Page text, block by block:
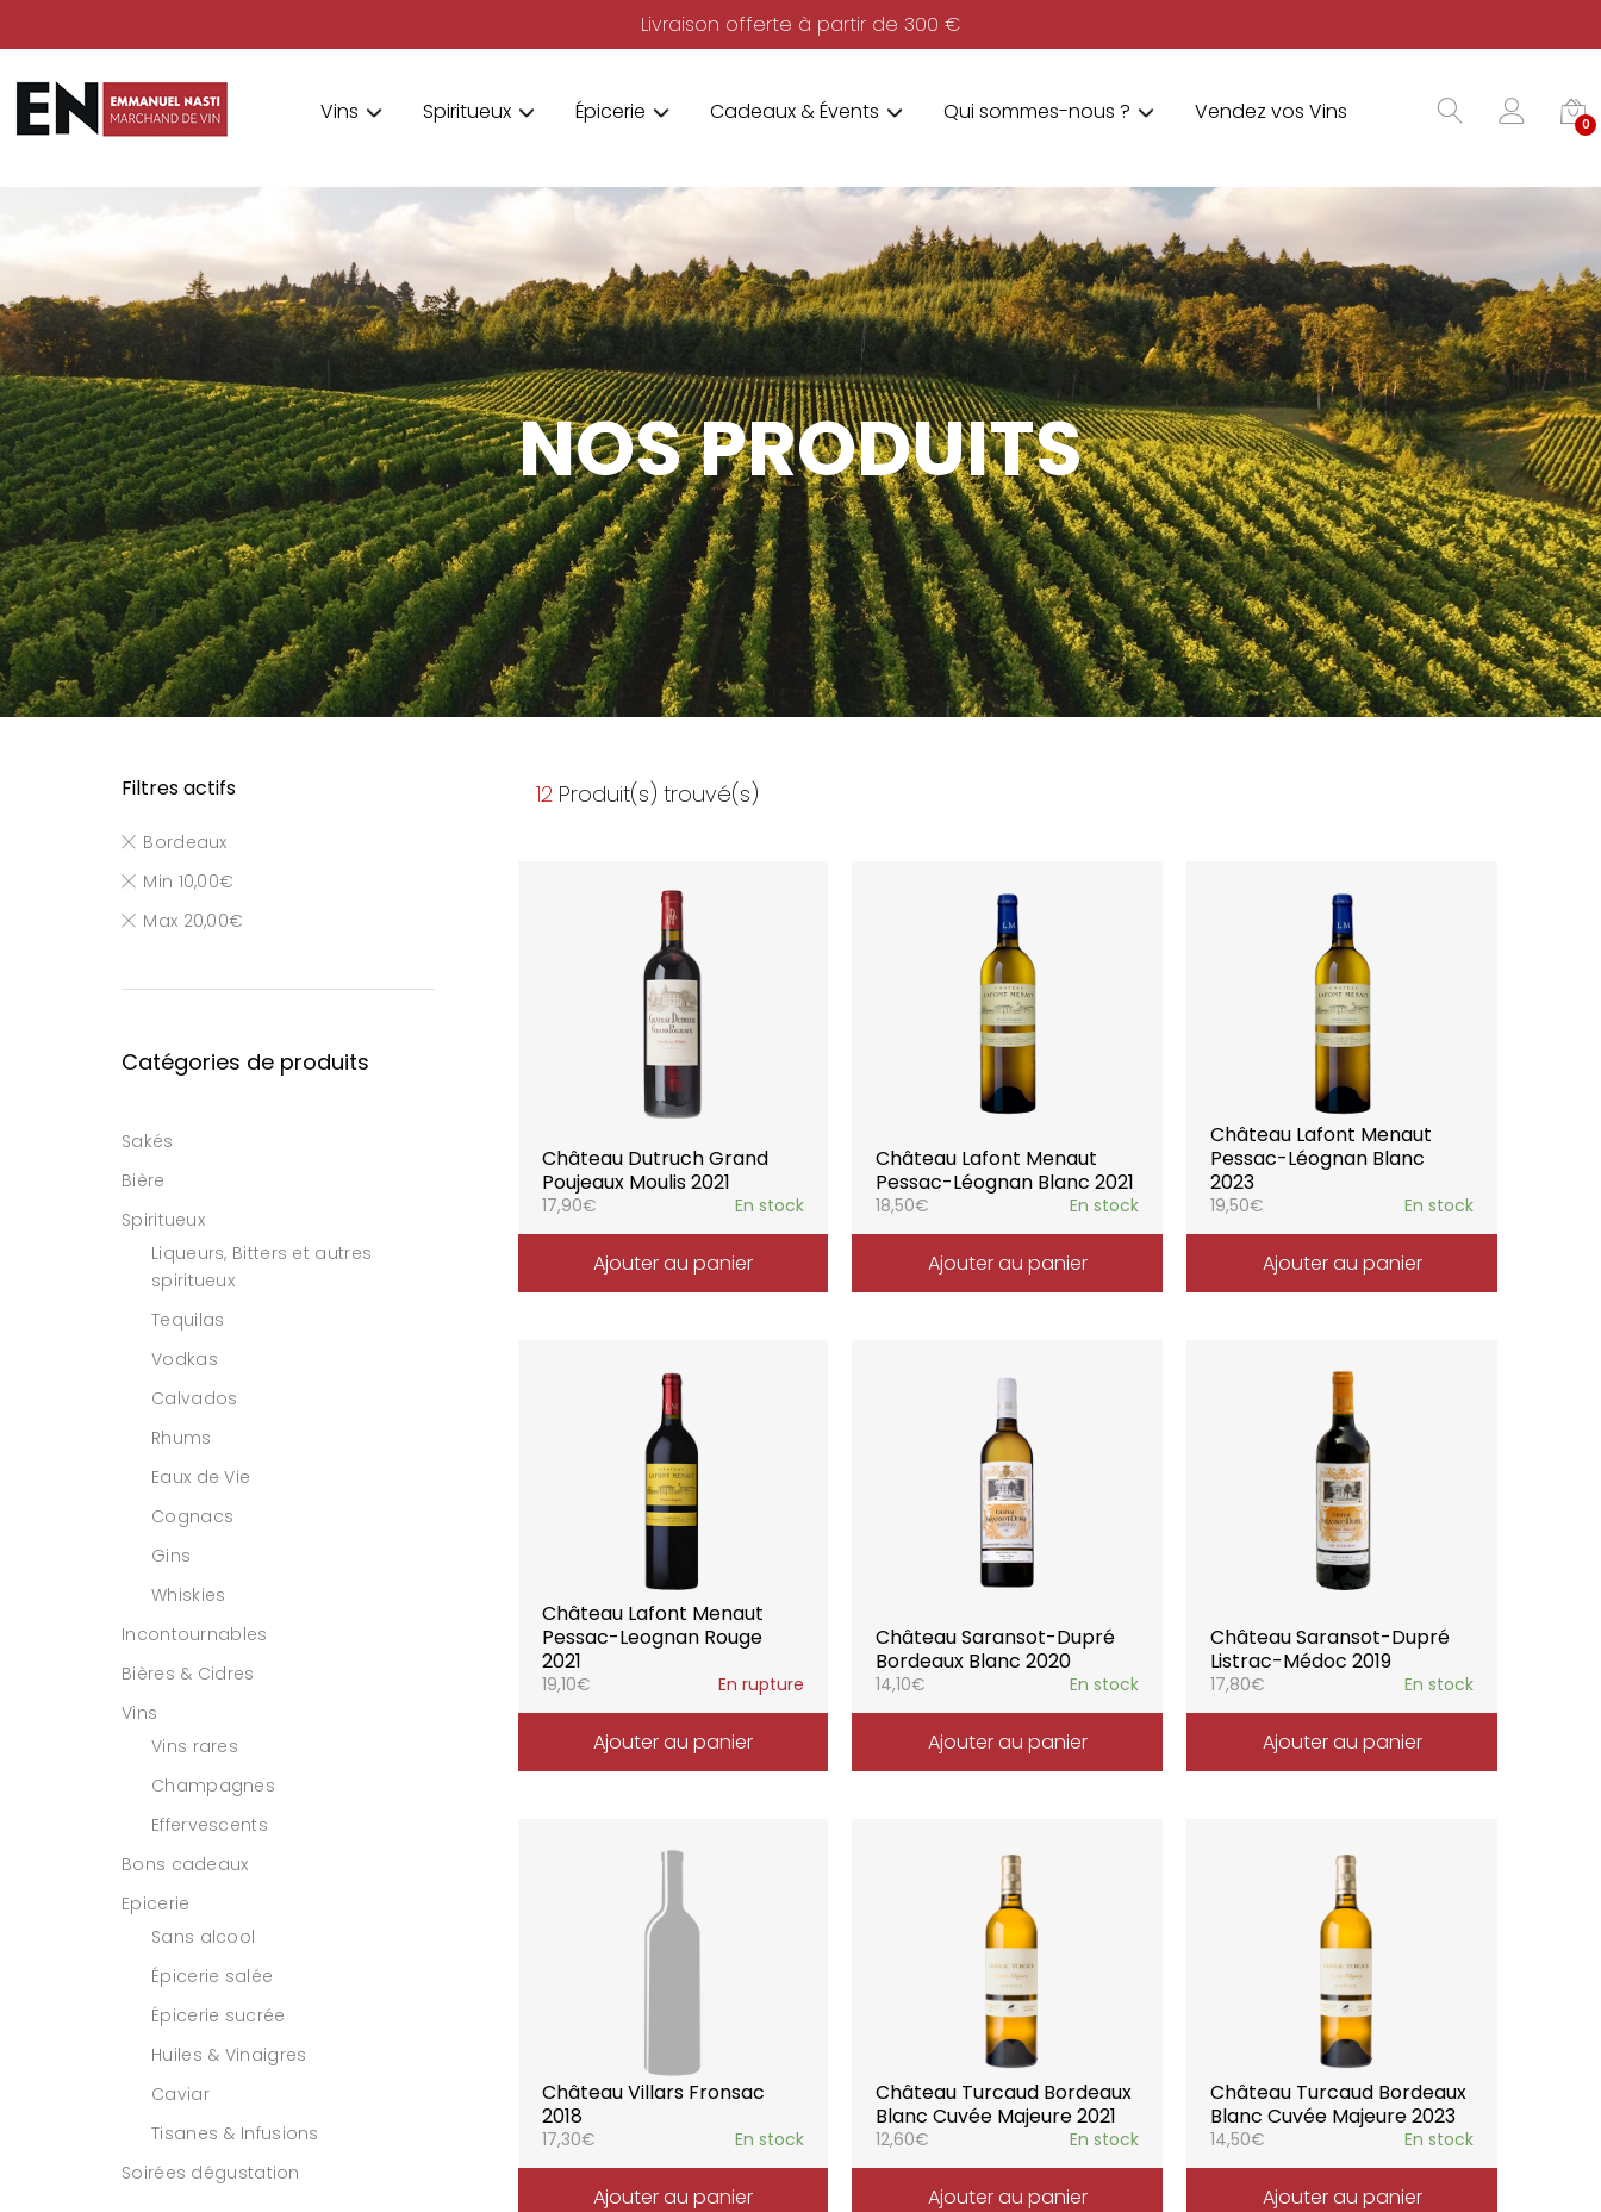
Livraison offerte à partir de 300 €
Vins Spiritueux Épicerie Cadeaux & Évents Qui sommes-nous ? Vendez vos Vins 0
NOS PRODUITS
12 Produit(s) trouvé(s)
Château Dutruch Grand
Poujeaux Moulis 2021
17,90€ En stock
Ajouter au panier
Château Lafont Menaut
Pessac-Léognan Blanc 2021
18,50€ En stock
Ajouter au panier
Château Lafont Menaut
Pessac-Léognan Blanc
2023
19,50€ En stock
Ajouter au panier
Château Lafont Menaut
Pessac-Leognan Rouge
2021
19,10€ En rupture
Ajouter au panier
Château Saransot-Dupré
Bordeaux Blanc 2020
14,10€ En stock
Ajouter au panier
Château Saransot-Dupré
Listrac-Médoc 2019
17,80€ En stock
Ajouter au panier
Château Villars Fronsac
2018
17,30€ En stock
Ajouter au panier
Château Turcaud Bordeaux
Blanc Cuvée Majeure 2021
12,60€ En stock
Ajouter au panier
Château Turcaud Bordeaux
Blanc Cuvée Majeure 2023
14,50€ En stock
Ajouter au panier
Filtres actifs
Bordeaux
Min 10,00€
Max 20,00€
Catégories de produits
Sakés
Bière
Spiritueux
Liqueurs, Bitters et autres
spiritueux
Tequilas
Vodkas
Calvados
Rhums
Eaux de Vie
Cognacs
Gins
Whiskies
Incontournables
Bières & Cidres
Vins
Vins rares
Champagnes
Effervescents
Bons cadeaux
Epicerie
Sans alcool
Épicerie salée
Épicerie sucrée
Huiles & Vinaigres
Caviar
Tisanes & Infusions
Soirées dégustation